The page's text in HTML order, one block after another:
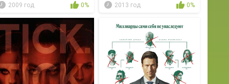
2009 год 0% 2013 год 0%